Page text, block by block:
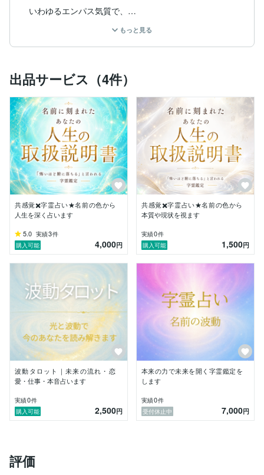
いわゆるエンパス気質で、
自然と寄り添ってしまうところがあります。
そこに流れるエネルギーを捉えることが自然にできまし
た。
その能力を言葉として形にするために、
字霊・心理・直感・エネルギーの読み解きを学び、
いまは多くの方の
恋愛・仕事・人生の迷いに寄り添っています。
字霊占いは
あなたの名前に刻まれた“魂の地図”を読む占い。
本質、恋愛傾向、才能、心のクセ、そして人生のテーマ
まで
優しさと真実をもってお伝えします。
理由は分からないけれど苦しいとき。
このままでいいのか迷っているとき。
言葉にならない想いを、静かに受け取り、丁寧に読み解
心がふっと軽くなるような、
あなたが前に進める鑑定を心がけています。
あなたの名前に宿る光が、
これからの人生を優しく照らしますように。
言葉にできない感覚を、静かに言語化する鑑定です。
もっと見る
出品サービス（4件）
共感覚✖️字霊占い★名前の色から
人生を深く占います
5.0 実績3件
購入可能
4,000円
共感覚✖️字霊占い★名前の色から
本質や現状を視ます
実績0件
購入可能
1,500円
波動タロット｜未来の流れ・恋
愛・仕事・本音占います
実績0件
購入可能
2,500円
本来の力で未来を開く字霊鑑定を
します
実績0件
受付休止中
7,000円
評価